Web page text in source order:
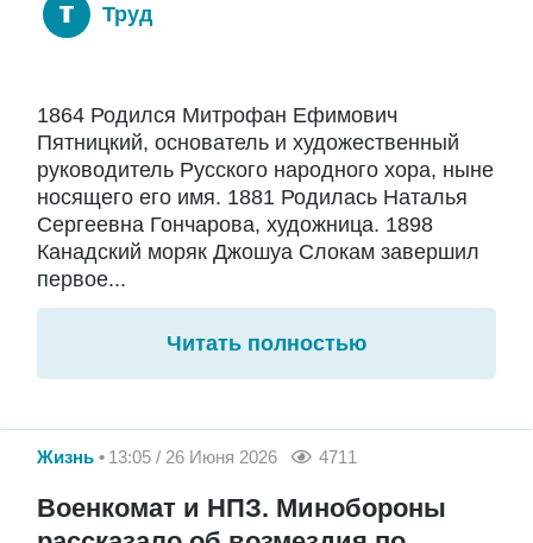
Труд
1864 Родился Митрофан Ефимович
Пятницкий, основатель и художественный
руководитель Русского народного хора, ныне
носящего его имя. 1881 Родилась Наталья
Сергеевна Гончарова, художница. 1898
Канадский моряк Джошуа Слокам завершил
первое...
Читать полностью
Жизнь 13:05 / 26 Июня 2026 4711
Военкомат и НПЗ. Минобороны